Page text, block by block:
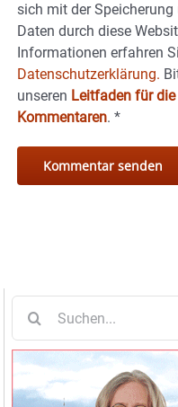
sich mit der
Daten durch diese
Informationen erfahren
Datenschutzerklärung.
unseren Leitfaden für
Kommentaren. *
nach: